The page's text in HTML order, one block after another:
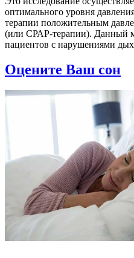
оптимального уровня
терапии положительным
(или СРАР-терапии). Данный
пациентов с нарушениями
Оцените Ваш сон